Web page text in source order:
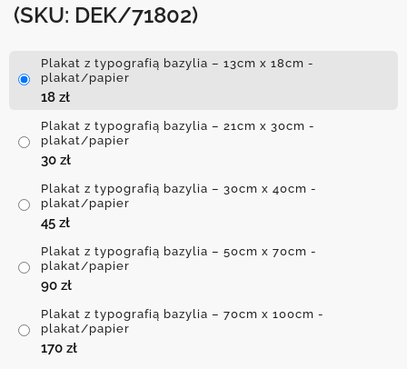
(SKU: DEK/71802)
Plakat z typografią bazylia – 13cm x 18cm -
plakat/papier
18 zł
Plakat z typografią bazylia – 21cm x 30cm -
plakat/papier
30 zł
Plakat z typografią bazylia – 30cm x 40cm -
plakat/papier
45 zł
Plakat z typografią bazylia – 50cm x 70cm -
plakat/papier
90 zł
Plakat z typografią bazylia – 70cm x 100cm -
plakat/papier
170 zł